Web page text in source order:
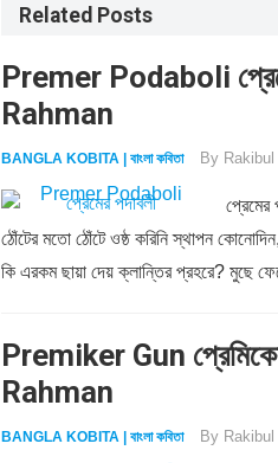
Related Posts
Premer Podaboli
Rahman
BANGLA KOBITA | বাংলা কবিতা By
প্রেমের
ঠোঁটের মতো ঠোঁটে ওষ্ঠ করিনি স্থাপন
কি এরকম ছায়া দেয় ক্লান্তির প্রহরে? মুছে
Premiker Gun
Rahman
BANGLA KOBITA | বাংলা কবিতা By